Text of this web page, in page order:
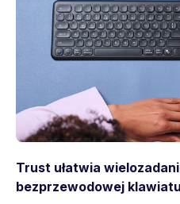
Trust ułatwia
bezprzewodowej